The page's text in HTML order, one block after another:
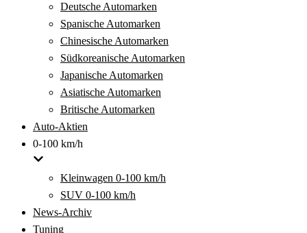
Deutsche Automarken
Spanische Automarken
Chinesische Automarken
Südkoreanische Automarken
Japanische Automarken
Asiatische Automarken
Britische Automarken
Auto-Aktien
0-100 km/h
Kleinwagen 0-100 km/h
SUV 0-100 km/h
News-Archiv
Tuning